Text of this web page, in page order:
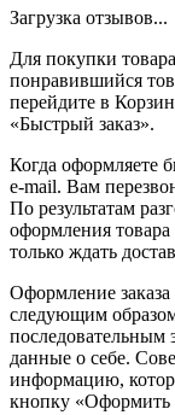
Загрузка отзывов...
Для покупки
понравившийся
перейдите в
«Быстрый заказ».
Когда оформляете
e-mail. Вам
По результатам
оформления
только ждать
Оформление
следующим
последовательным
данные о себе.
информацию,
кнопку «Оформить